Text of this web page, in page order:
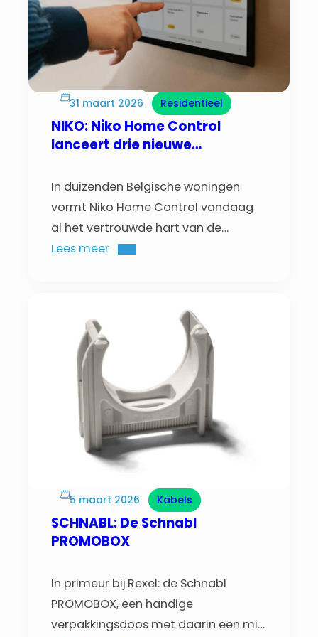
31 maart 2026 Residentieel
NIKO: Niko Home Control
lanceert drie nieuwe
In duizenden Belgische woningen
vormt Niko Home Control vandaag
al het vertrouwde hart van de
installatie. Een open en
zonwering, EV-laden, energiebeheer
en meer samenbrengt in één intuïtief
systeem.
Lees meer
5 maart 2026 Kabels
SCHNABL: De Schnabl
PROMOBOX
In primeur bij Rexel: de Schnabl
PROMOBOX, een handige
verpakkingsdoos met daarin een mix